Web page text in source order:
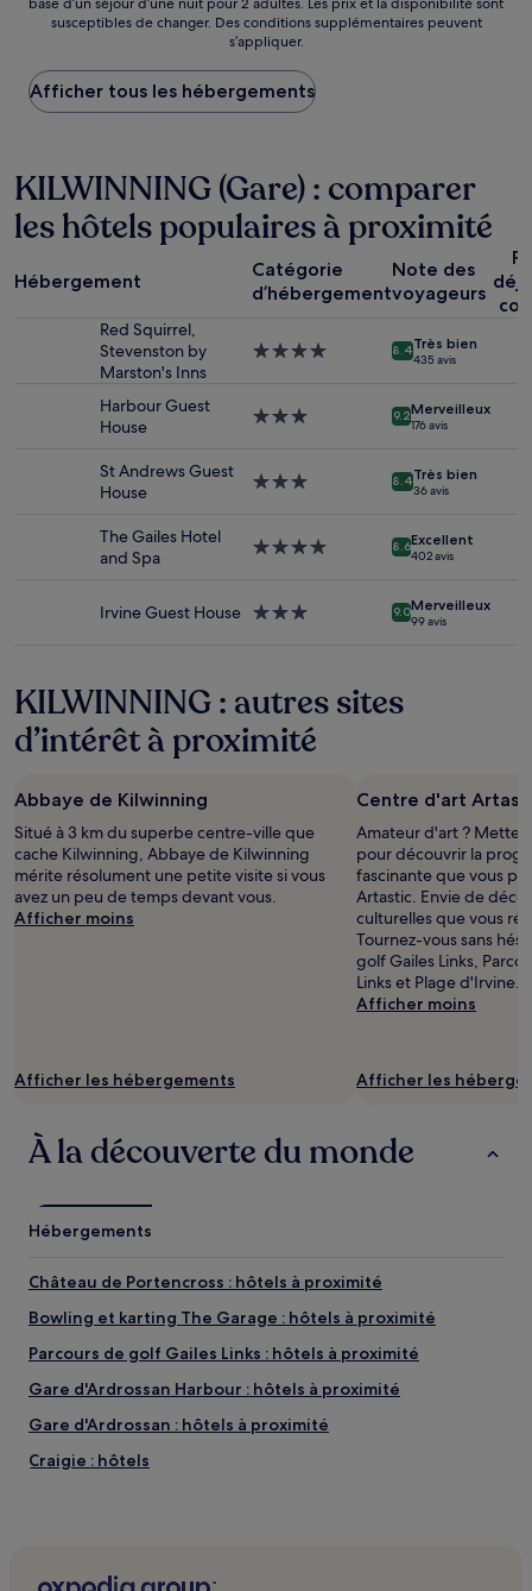
par
nuit
plus
bas
trouvé
des
24 dernières
heures
sur
base
susceptibles
peuvent
s’appliquer.
susceptibles de changer. Des conditions supplémentaires peuvent
s’appliquer.
Afficher tous les hébergements
KILWINNING (Gare) : comparer
les hôtels populaires à proximité
Hébergement
Catégorie
d’hébergement
Note des
voyageurs
Red Squirrel,
Stevenston by
Marston's Inns
Hébergement
8.4Très bien
435 avis
Harbour Guest
House
Hébergement
9.2Merveilleux
176 avis
St Andrews Guest
House
Hébergement
8.4Très bien
36 avis
The Gailes Hotel
and Spa
Hébergement
8.6Excellent
402 avis
Irvine Guest House Hébergement
9.0Merveilleux
99 avis
KILWINNING : autres sites
d’intérêt à proximité
Abbaye de Kilwinning
Situé à 3 km du superbe centre-ville que
cache Kilwinning, Abbaye de Kilwinning
mérite résolument une petite visite si vous
avez un peu de temps devant vous.
Afficher moins
Afficher les hébergements
Centre d'art
Amateur d'art ? Mettez
pour découvrir la
fascinante que vous
Artastic. Envie de
culturelles que vous
Tournez-vous sans
golf Gailes Links,
Links et Plage d'Irvine.
Afficher moins
Afficher les
À la découverte du monde
Hébergements
Château de Portencross : hôtels à proximité
Bowling et karting The Garage : hôtels à proximité
Parcours de golf Gailes Links : hôtels à proximité
Gare d'Ardrossan Harbour : hôtels à proximité
Gare d'Ardrossan : hôtels à proximité
Craigie : hôtels